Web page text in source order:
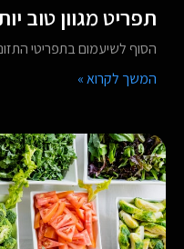
תפריט מגוון טוב
הסוף לשיעמום בתפריטי
המשך לקרוא »